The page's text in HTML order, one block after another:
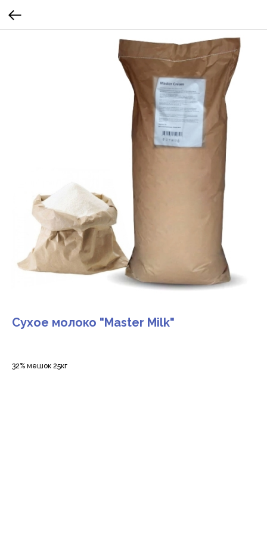
Сухое молоко "Master Milk"
32% мешок 25кг